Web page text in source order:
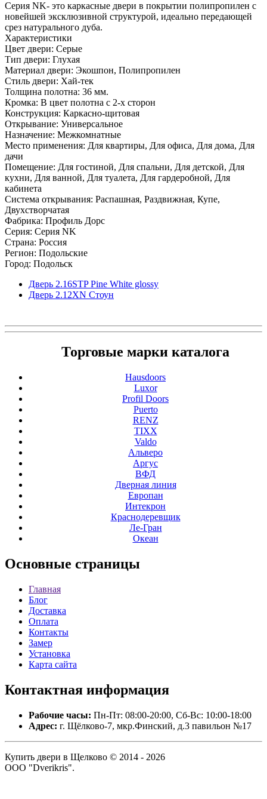
Серия NK- это каркасные двери в покрытии полипропилен с
новейшей эксклюзивной структурой, идеально передающей
срез натурального дуба.
Характеристики
Цвет двери: Серые
Тип двери: Глухая
Материал двери: Экошпон, Полипропилен
Стиль двери: Хай-тек
Толщина полотна: 36 мм.
Кромка: В цвет полотна с 2-х сторон
Конструкция: Каркасно-щитовая
Открывание: Универсальное
Назначение: Межкомнатные
Место применения: Для квартиры, Для офиса, Для дома, Для
дачи
Помещение: Для гостиной, Для спальни, Для детской, Для
кухни, Для ванной, Для туалета, Для гардеробной, Для
кабинета
Система открывания: Распашная, Раздвижная, Купе,
Двухстворчатая
Фабрика: Профиль Дорс
Серия: Серия NK
Страна: Россия
Регион: Подольские
Город: Подольск
Дверь 2.16STP Pine White glossy
Дверь 2.12ХN Стоун
Торговые марки каталога
Hausdoors
Luxor
Profil Doors
Puerto
RENZ
TIXX
Valdo
Альверо
Аргус
ВФД
Дверная линия
Европан
Интекрон
Краснодеревщик
Ле-Гран
Океан
Основные страницы
Главная
Блог
Доставка
Оплата
Контакты
Замер
Установка
Карта сайта
Контактная информация
Рабочие часы: Пн-Пт: 08:00-20:00, Сб-Вс: 10:00-18:00
Адрес: г. Щёлково-7, мкр.Финский, д.3 павильон №17
Купить двери в Щелково © 2014 - 2026
ООО "Dverikris".